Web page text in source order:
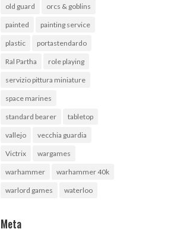
old guard orcs & goblins
painted painting service
plastic portastendardo
Ral Partha role playing
servizio pittura miniature
space marines
standard bearer tabletop
vallejo vecchia guardia
Victrix wargames
warhammer warhammer 40k
warlord games waterloo
Meta